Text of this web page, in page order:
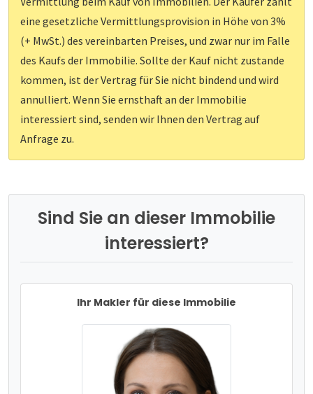
eine gesetzliche Vermittlungsprovision in Höhe von 3%
(+ MwSt.) des vereinbarten Preises, und zwar nur im Falle
des Kaufs der Immobilie. Sollte der Kauf nicht zustande
kommen, ist der Vertrag für Sie nicht bindend und wird
annulliert. Wenn Sie ernsthaft an der Immobilie
interessiert sind, senden wir Ihnen den Vertrag auf
Anfrage zu.
Sind Sie an dieser Immobilie
interessiert?
Ihr Makler für diese Immobilie